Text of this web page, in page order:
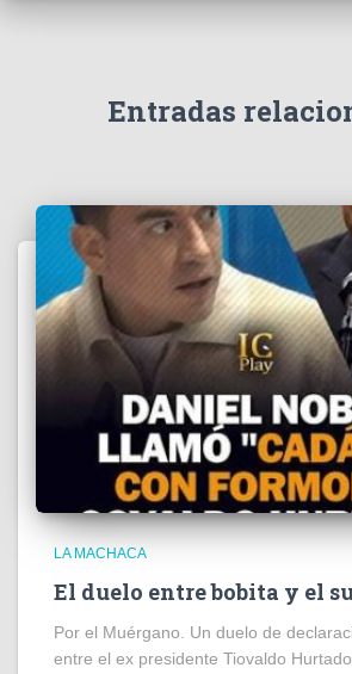
Entradas
LA MACHACA
El duelo entre bobita y el
Por el Muérgano. Un duelo de
entre el ex presidente Tiovaldo